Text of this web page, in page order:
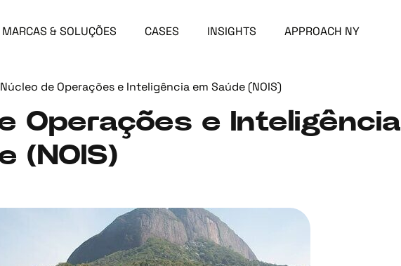
MARCAS & SOLUÇÕES CASES INSIGHTS APPROACH NY
Núcleo de Operações e Inteligência em Saúde (NOIS)
Operações e Inteligência
(NOIS)